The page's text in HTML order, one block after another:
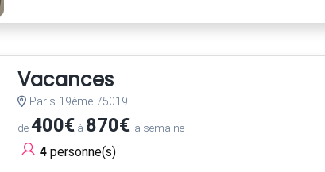
Vacances
Paris 19ème 75019
de400€à 870€la semaine
4personne(s)